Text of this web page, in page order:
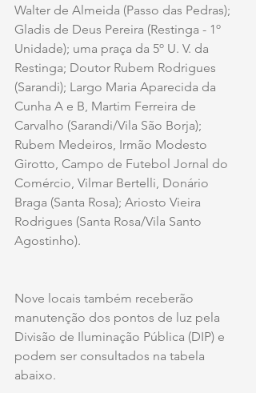
Walter de Almeida (Passo das Pedras);
Gladis de Deus Pereira (Restinga - 1º
Unidade); uma praça da 5º U. V. da
Restinga; Doutor Rubem Rodrigues
(Sarandi); Largo Maria Aparecida da
Cunha A e B, Martim Ferreira de
Carvalho (Sarandi/Vila São Borja);
Rubem Medeiros, Irmão Modesto
Girotto, Campo de Futebol Jornal do
Comércio, Vilmar Bertelli, Donário
Braga (Santa Rosa); Ariosto Vieira
Rodrigues (Santa Rosa/Vila Santo
Agostinho).
Nove locais também receberão
manutenção dos pontos de luz pela
Divisão de Iluminação Pública (DIP) e
podem ser consultados na tabela
abaixo.